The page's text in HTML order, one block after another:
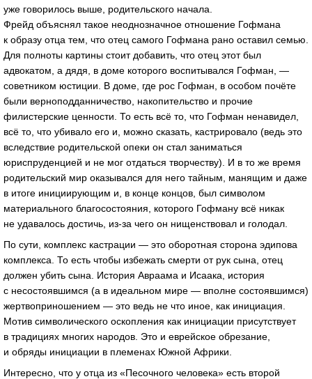
уже говорилось выше, родительского начала.
Фрейд объяснял такое неоднозначное отношение Гофмана
к образу отца тем, что отец самого Гофмана рано оставил семью.
Для полноты картины стоит добавить, что отец этот был
адвокатом, а дядя, в доме которого воспитывался Гофман, —
советником юстиции. В доме, где рос Гофман, в особом почёте
были верноподданничество, накопительство и прочие
филистерские ценности. То есть всё то, что Гофман ненавидел,
всё то, что убивало его и, можно сказать, кастрировало (ведь это
вследствие родительской опеки он стал заниматься
юриспруденцией и не мог отдаться творчеству). И в то же время
родительский мир оказывался для него тайным, манящим и даже
в итоге инициирующим и, в конце концов, был символом
материального благосостояния, которого Гофману всё никак
не удавалось достичь, из-за чего он нищенствовал и голодал.
По сути, комплекс кастрации — это оборотная сторона эдипова
комплекса. То есть чтобы избежать смерти от рук сына, отец
должен убить сына. История Авраама и Исаака, история
с несостоявшимся (а в идеальном мире — вполне состоявшимся)
жертвоприношением — это ведь не что иное, как инициация.
Мотив символического оскопления как инициации присутствует
в традициях многих народов. Это и еврейское обрезание,
и обряды инициации в племенах Южной Африки.
Интересно, что у отца из «Песочного человека» есть второй